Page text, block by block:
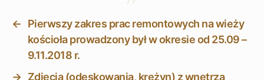
←
Pierwszy zakres prac remontowych na wieży
kościoła prowadzony był w okresie od 25.09 –
9.11.2018 r.
→ Zdjęcia (odeskowania, krężyn) z wnętrza